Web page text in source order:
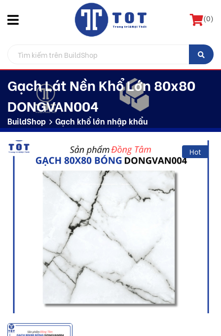
(0)
Gạch Lát Nền Khổ Lớn 80x80
DONGVAN004
BuildShop Gạch khổ lớn nhập khẩu
Hot